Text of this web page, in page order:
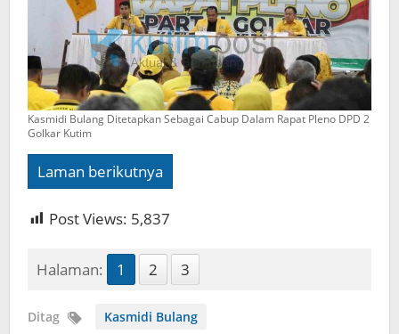
Kasmidi Bulang Ditetapkan Sebagai Cabup Dalam Rapat Pleno DPD 2
Golkar Kutim
Laman berikutnya
Post Views: 5,837
Halaman: 1 2 3
Ditag Kasmidi Bulang